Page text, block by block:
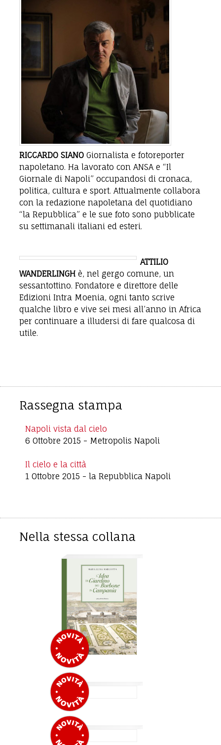
RICCARDO SIANO Giornalista e fotoreporter
napoletano. Ha lavorato con ANSA e “Il
Giornale di Napoli” occupandosi di cronaca,
politica, cultura e sport. Attualmente collabora
con la redazione napoletana del quotidiano
“la Repubblica” e le sue foto sono pubblicate
su settimanali italiani ed esteri.
ATTILIO
WANDERLINGH è, nel gergo comune, un
sessantottino. Fondatore e direttore delle
Edizioni Intra Moenia, ogni tanto scrive
qualche libro e vive sei mesi all’anno in Africa
per continuare a illudersi di fare qualcosa di
utile.
Rassegna stampa
Napoli vista dal cielo
6 Ottobre 2015 - Metropolis Napoli
Il cielo e la città
1 Ottobre 2015 - la Repubblica Napoli
Nella stessa collana